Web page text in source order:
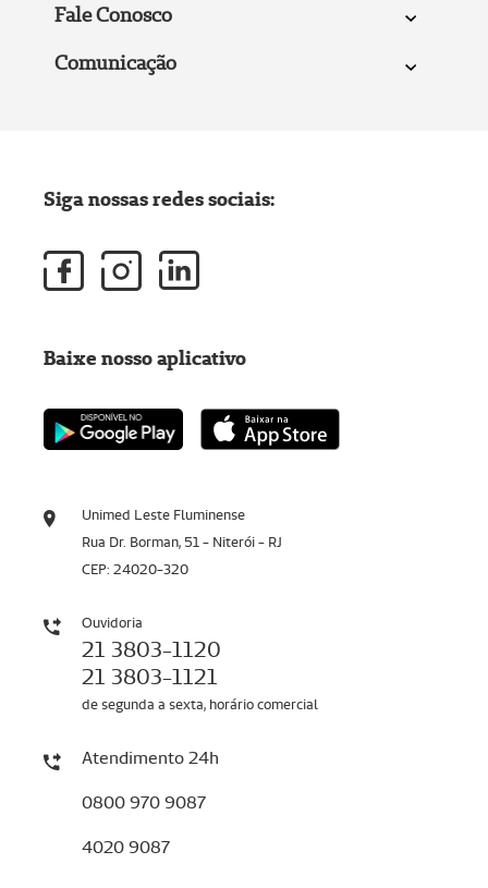
Fale Conosco
Comunicação
Unimed Leste Fluminense
Rua Dr. Borman, 51 - Niterói - RJ
CEP: 24020-320
Ouvidoria
21 3803-1120
21 3803-1121
de segunda a sexta, horário comercial
Atendimento 24h
0800 970 9087
4020 9087
Siga nossas redes sociais:
Baixe nosso aplicativo